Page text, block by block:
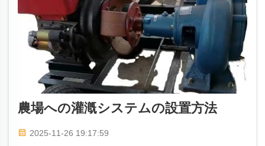
農場への灌漑システムの設置方法
2025-11-26 19:17:59